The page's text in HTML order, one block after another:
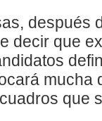
después
decir que
mucha
que